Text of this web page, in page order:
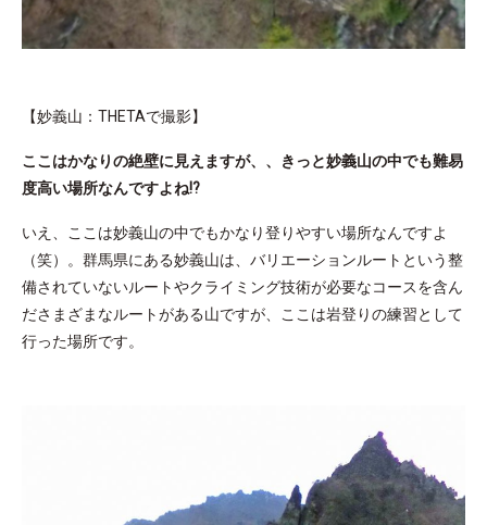
【妙義山：THETAで撮影】
ここはかなりの絶壁に見えますが、、きっと妙義山の中でも難易
度高い場所なんですよね⁉
いえ、ここは妙義山の中でもかなり登りやすい場所なんですよ
（笑）。群馬県にある妙義山は、バリエーションルートという整
備されていないルートやクライミング技術が必要なコースを含ん
ださまざまなルートがある山ですが、ここは岩登りの練習として
行った場所です。